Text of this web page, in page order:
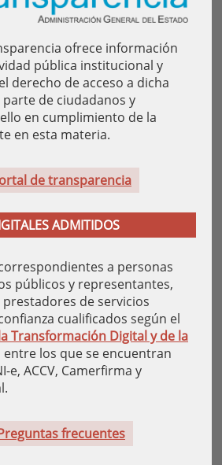
ofrece información
pública institucional y
derecho de acceso a dicha
de ciudadanos y
en cumplimiento de la
en esta materia.
de transparencia
ADMITIDOS
a personas
públicos y representantes,
de servicios
cualificados según el
Transformación Digital y de la
entre los que se encuentran
e, ACCV, Camerfirma y
frecuentes